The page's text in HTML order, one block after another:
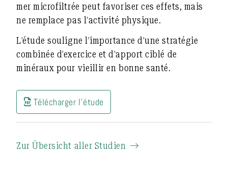
mer microfiltrée peut favoriser ces effets, mais
ne remplace pas l’activité physique.
L’étude souligne l’importance d’une stratégie
combinée d’exercice et d’apport ciblé de
minéraux pour vieillir en bonne santé.
Télécharger l'étude
Zur Übersicht aller Studien